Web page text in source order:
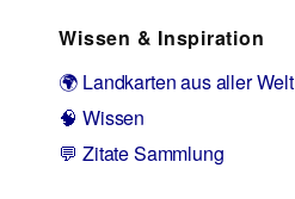
Wissen & Inspiration
🌍 Landkarten aus aller Welt
🧠 Wissen
💬 Zitate Sammlung